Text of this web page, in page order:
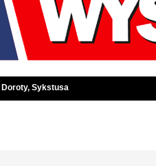
Doroty, Sykstusa